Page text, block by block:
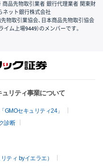
商品先物取引業者 銀行代理業者 関東財
ネット銀行株式会社
物取引業協会、日本商品先物取引協会
ム上場9449）のメンバーです。
リティ事業について
GMOセキュリティ24」
診断
ティ byイエラエ）